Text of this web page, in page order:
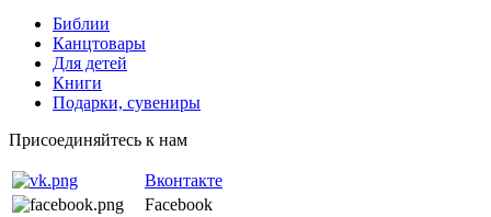
Библии
Канцтовары
Для детей
Книги
Подарки, сувениры
Присоединяйтесь к нам
Вконтакте
Facebook